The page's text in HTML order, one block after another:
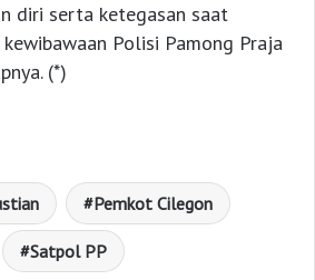
diri serta ketegasan saat
Polisi Pamong Praja
(*)
Pemkot Cilegon
Satpol PP